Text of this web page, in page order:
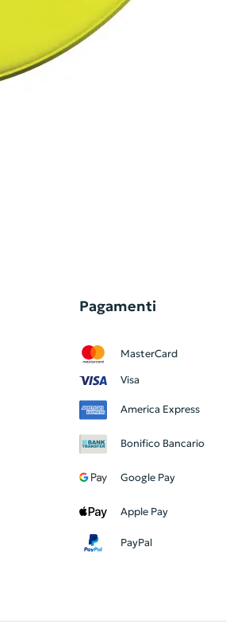
Pagamenti
MasterCard
Visa
America Express
Bonifico Bancario
Google Pay
Apple Pay
PayPal